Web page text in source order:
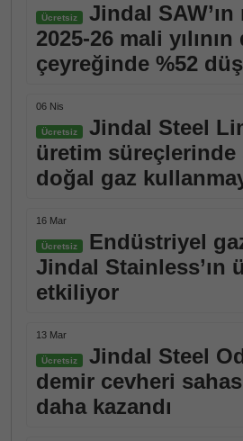
Ücretsiz
Jindal SAW’ın
2025-26 mali
çeyreğinde %52
06 Nis
Ücretsiz
Jindal Steel
üretim süreçlerinde
doğal gaz
16 Mar
Ücretsiz
Endüstriyel gaz
Jindal Stainless’ın
etkiliyor
13 Mar
Ücretsiz
Jindal Steel
demir cevheri
daha kazandı